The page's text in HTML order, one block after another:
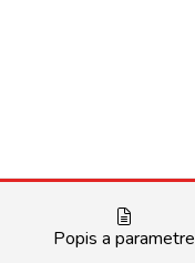
Popis a parametre